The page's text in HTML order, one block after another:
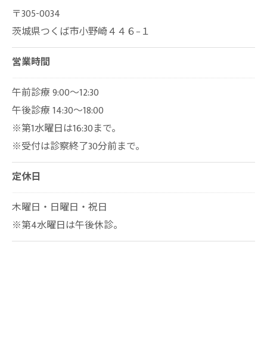
〒305-0034
茨城県つくば市小野崎４４６−１
営業時間
午前診療 9:00～12:30
午後診療 14:30～18:00
※第1水曜日は16:30まで。
※受付は診察終了30分前まで。
定休日
木曜日・日曜日・祝日
※第4水曜日は午後休診。